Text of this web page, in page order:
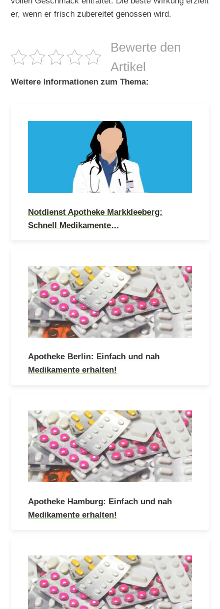
er, wenn er frisch zubereitet genossen wird.
Bewerte den
Artikel
Weitere Informationen zum Thema:
Notdienst Apotheke Markkleeberg:
Schnell Medikamente…
Apotheke Berlin: Einfach und nah
Medikamente erhalten!
Apotheke Hamburg: Einfach und nah
Medikamente erhalten!